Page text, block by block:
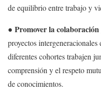
de equilibrio entre trabajo y
● Promover la
proyectos
diferentes cohortes trabajen
comprensión y el respeto
de conocimientos.